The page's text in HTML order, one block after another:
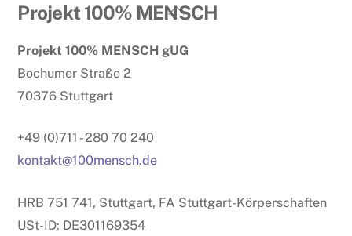
Back
Top
Projekt 100% MENSCH
Projekt 100% MENSCH gUG
Bochumer Straße 2
70376 Stuttgart
+49 (0)711 - 280 70 240
kontakt@100mensch.de
HRB 751 741, Stuttgart, FA Stuttgart-Körperschaften
USt-ID: DE301169354